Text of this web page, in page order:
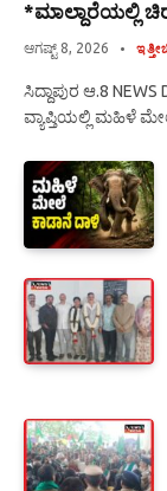
*ಮಾಲ್ದಾರೆಯಲ್ಲಿ
ಆಗಷ್ಟ್ 8, 2026
ಸಿದ್ದಾಪುರ ಆ.8
ವ್ಯಾಪ್ತಿಯಲ್ಲಿ ಮಹಿಳೆ